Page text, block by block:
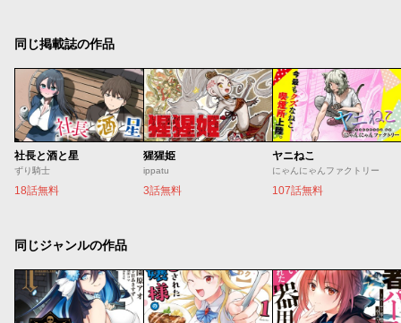
同じ掲載誌の作品
社長と酒と星
ずり騎士
18話無料
猩猩姫
ippatu
3話無料
ヤニねこ
にゃんにゃんファクトリー
107話無料
同じジャンルの作品